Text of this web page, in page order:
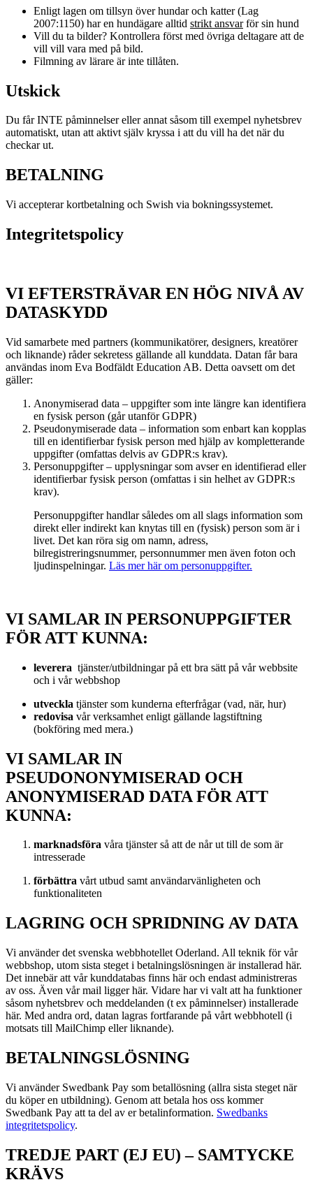
Enligt lagen om tillsyn över hundar och katter (Lag
2007:1150) har en hundägare alltid strikt ansvarför sin hund
Vill du ta bilder? Kontrollera först med övriga deltagare att de
vill vill vara med på bild.
Filmning av lärare är inte tillåten.
Utskick
Du får INTE påminnelser eller annat såsom till exempel nyhetsbrev
automatiskt, utan att aktivt själv kryssa i att du vill ha det när du
checkar ut.
BETALNING
Vi accepterar kortbetalning och Swish via bokningssystemet.
Integritetspolicy
VI EFTERSTRÄVAR EN HÖG NIVÅ AV
DATASKYDD
Vid samarbete med partners (kommunikatörer, designers, kreatörer
och liknande) råder sekretess gällande all kunddata. Datan får bara
användas inom Eva Bodfäldt Education AB. Detta oavsett om det
gäller:
Anonymiserad data – uppgifter som inte längre kan identifiera
en fysisk person (går utanför GDPR)
Pseudonymiserade data – information som enbart kan kopplas
till en identifierbar fysisk person med hjälp av kompletterande
uppgifter (omfattas delvis av GDPR:s krav).
Personuppgifter – upplysningar som avser en identifierad eller
identifierbar fysisk person (omfattas i sin helhet av GDPR:s
krav).
Personuppgifter handlar således om all slags information som
direkt eller indirekt kan knytas till en (fysisk) person som är i
livet. Det kan röra sig om namn, adress,
bilregistreringsnummer, personnummer men även foton och
ljudinspelningar. Läs mer här om personuppgifter.
VI SAMLAR IN PERSONUPPGIFTER
FÖR ATT KUNNA:
leverera tjänster/utbildningar på ett bra sätt på vår webbsite
och i vår webbshop
utveckla tjänster som kunderna efterfrågar (vad, när, hur)
redovisa vår verksamhet enligt gällande lagstiftning
(bokföring med mera.)
VI SAMLAR IN
PSEUDONONYMISERAD OCH
ANONYMISERAD DATA FÖR ATT
KUNNA:
marknadsföra våra tjänster så att de når ut till de som är
intresserade
förbättra vårt utbud samt användarvänligheten och
funktionaliteten
LAGRING OCH SPRIDNING AV DATA
Vi använder det svenska webbhotellet Oderland. All teknik för vår
webbshop, utom sista steget i betalningslösningen är installerad här.
Det innebär att vår kunddatabas finns här och endast administreras
av oss. Även vår mail ligger här. Vidare har vi valt att ha funktioner
såsom nyhetsbrev och meddelanden (t ex påminnelser) installerade
här. Med andra ord, datan lagras fortfarande på vårt webbhotell (i
motsats till MailChimp eller liknande).
BETALNINGSLÖSNING
Vi använder Swedbank Pay som betallösning (allra sista steget när
du köper en utbildning). Genom att betala hos oss kommer
Swedbank Pay att ta del av er betalinformation. Swedbanks
integritetspolicy.
TREDJE PART (EJ EU) – SAMTYCKE
KRÄVS